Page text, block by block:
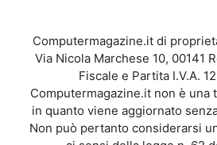
Computermagazine.it di
Via Nicola Marchese 10, 00141
Fiscale e Partita I.V.A.
Computermagazine.it non è una
in quanto viene aggiornato
Non può pertanto considerarsi